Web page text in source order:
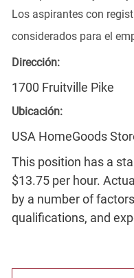
Los aspirantes con
considerados para el
Dirección:
1700 Fruitville Pike
Ubicación:
USA HomeGoods
This position has a
$13.75 per hour.
by a number of
qualifications, and